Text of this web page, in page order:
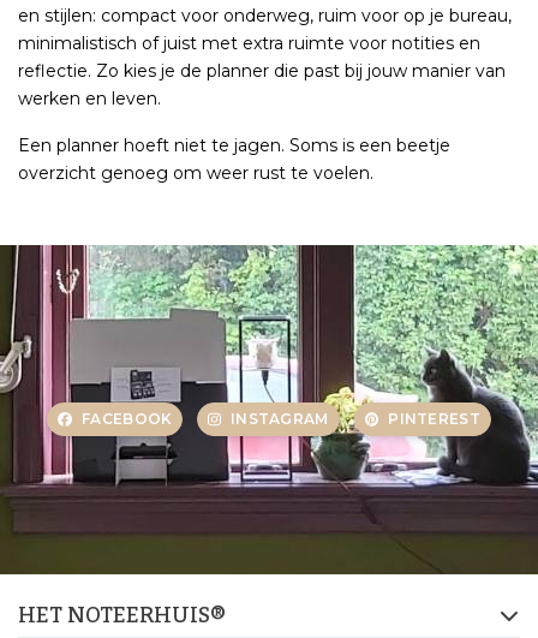
en stijlen: compact voor onderweg, ruim voor op je bureau,
minimalistisch of juist met extra ruimte voor notities en
reflectie. Zo kies je de planner die past bij jouw manier van
werken en leven.
Een planner hoeft niet te jagen. Soms is een beetje
overzicht genoeg om weer rust te voelen.
FACEBOOK INSTAGRAM PINTEREST
HET NOTEERHUIS®